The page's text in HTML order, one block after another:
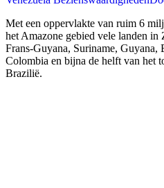
Met een oppervlakte van ruim 6
het Amazone gebied vele landen
Frans-Guyana, Suriname, Guyana,
Colombia en bijna de helft van het
Brazilië.